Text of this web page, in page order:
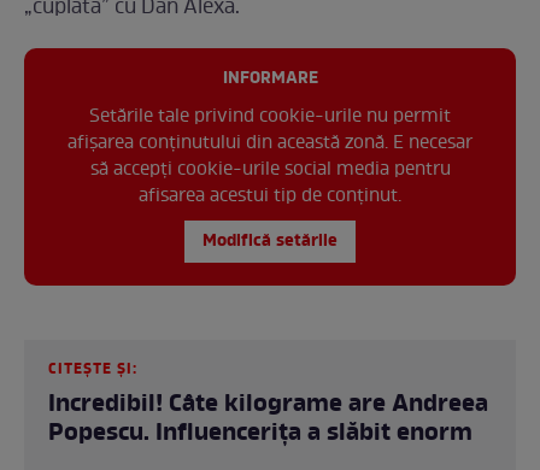
„cuplată” cu Dan Alexa.
INFORMARE
Setările tale privind cookie-urile nu permit
afișarea conținutului din această zonă. E necesar
să accepți cookie-urile social media pentru
afisarea acestui tip de conținut.
Modifică setările
CITEȘTE ȘI:
Incredibil! Câte kilograme are Andreea
Popescu. Influencerița a slăbit enorm